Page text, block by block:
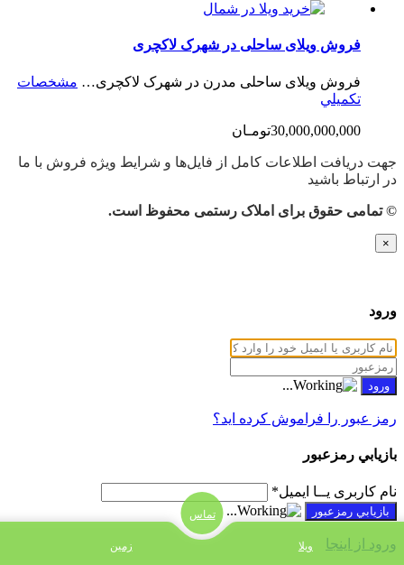
فروش ویلای ساحلی در شهرک لاکچری
فروش ویلای ساحلی مدرن در شهرک لاکچری… مشخصات
تكميلي
30,000,000,000تومـان
جهت دریافت اطلاعات کامل از فایل‌ها و شرایط ویژه فروش با ما
در ارتباط باشید
© تمامی حقوق برای املاک رستمی محفوظ است.
×
ورود
رمز عبور را فراموش کرده اید؟
بازيابي رمزعبور
نام کاربری یــا ایمیل*
ورود از اینجا ویلا زمین
تماس